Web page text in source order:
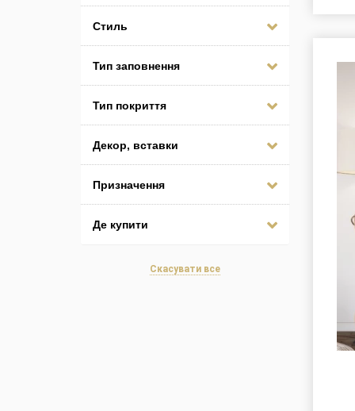
Стиль
Тип заповнення
Тип покриття
Декор, вставки
Призначення
Де купити
Скасувати все